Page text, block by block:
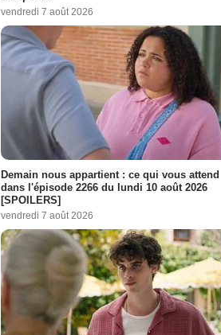
vendredi 7 août 2026
Demain nous appartient : ce qui vous attend
dans l'épisode 2266 du lundi 10 août 2026
[SPOILERS]
vendredi 7 août 2026